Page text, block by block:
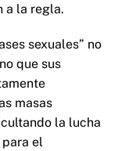
a la regla.
sexuales” no
que sus
masas
la lucha
el